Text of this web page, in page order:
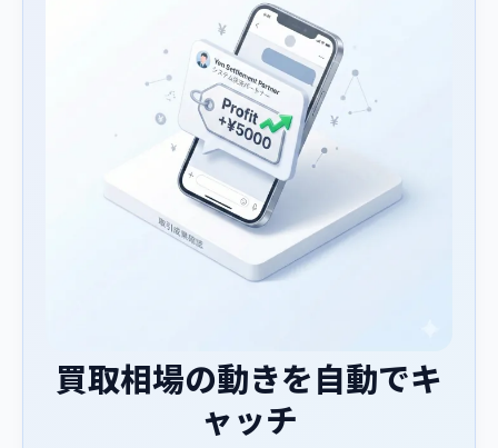
買取相場の動きを自動でキ
ャッチ